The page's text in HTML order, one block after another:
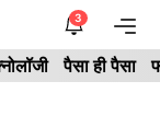
3
पैसा ही पैसा